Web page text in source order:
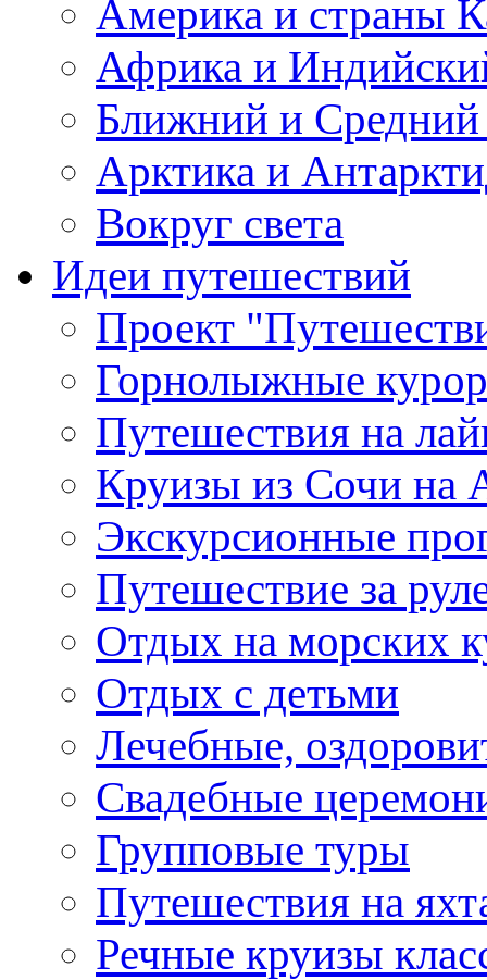
Америка и страны
Африка и
Ближний и Средний
Арктика и
Вокруг света
Идеи путешествий
Проект
Горнолыжные
Путешествия на
Круизы из Сочи на
Экскурсионные
Путешествие за
Отдых на морских
Отдых с детьми
Лечебные,
Свадебные
Групповые туры
Путешествия на
Речные круизы